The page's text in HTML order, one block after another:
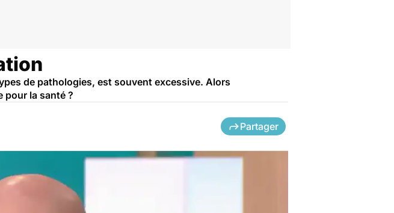
de pathologies, est souvent excessive. Alors
pour la santé ?
Partager